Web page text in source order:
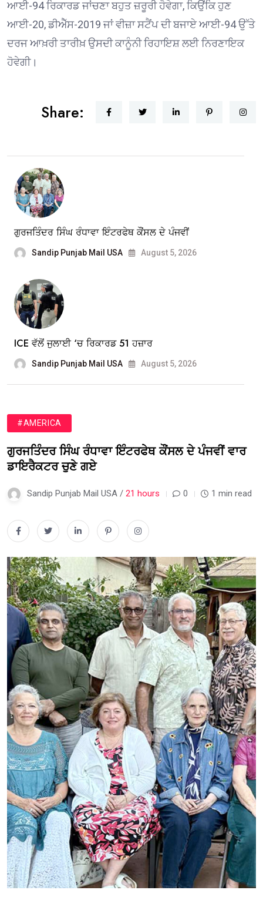
ਆਈ-94 ਰਿਕਾਰਡ ਜਾਂਚਣਾ ਬਹੁਤ ਜ਼ਰੂਰੀ ਹੋਵੇਗਾ, ਕਿਉਂਕਿ ਹੁਣ
ਆਈ-20, ਡੀਐੱਸ-2019 ਜਾਂ ਵੀਜ਼ਾ ਸਟੈਂਪ ਦੀ ਬਜਾਏ ਆਈ-94 ਉੱਤੇ
ਦਰਜ ਆਖ਼ਰੀ ਤਾਰੀਖ਼ ਉਸਦੀ ਕਾਨੂੰਨੀ ਰਿਹਾਇਸ਼ ਲਈ ਨਿਰਣਾਇਕ
ਹੋਵੇਗੀ।
Share:
ਗੁਰਜਤਿੰਦਰ ਸਿੰਘ ਰੰਧਾਵਾ ਇੰਟਰਫੇਥ ਕੌਂਸਲ ਦੇ ਪੰਜਵੀਂ
Sandip Punjab Mail USA August 5, 2026
ICE ਵੱਲੋਂ ਜੁਲਾਈ ‘ਚ ਰਿਕਾਰਡ 51 ਹਜ਼ਾਰ
Sandip Punjab Mail USA August 5, 2026
#AMERICA
ਗੁਰਜਤਿੰਦਰ ਸਿੰਘ ਰੰਧਾਵਾ ਇੰਟਰਫੇਥ ਕੌਂਸਲ ਦੇ ਪੰਜਵੀਂ ਵਾਰ
ਡਾਇਰੈਕਟਰ ਚੁਣੇ ਗਏ
Sandip Punjab Mail USA / 21 hours 0 1 min read